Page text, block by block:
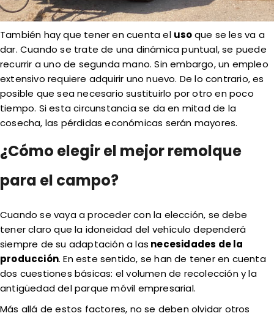
También hay que tener en cuenta el usoque se les va a
dar. Cuando se trate de una dinámica puntual, se puede
recurrir a uno de segunda mano. Sin embargo, un empleo
extensivo requiere adquirir uno nuevo. De lo contrario, es
posible que sea necesario sustituirlo por otro en poco
tiempo. Si esta circunstancia se da en mitad de la
cosecha, las pérdidas económicas serán mayores.
¿Cómo elegir el mejor remolque
para el campo?
Cuando se vaya a proceder con la elección, se debe
tener claro que la idoneidad del vehículo dependerá
siempre de su adaptación a las necesidades de la
producción. En este sentido, se han de tener en cuenta
dos cuestiones básicas: el volumen de recolección y la
antigüedad del parque móvil empresarial.
Más allá de estos factores, no se deben olvidar otros